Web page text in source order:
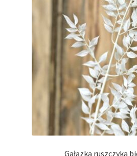
Gałązka ruszczyka